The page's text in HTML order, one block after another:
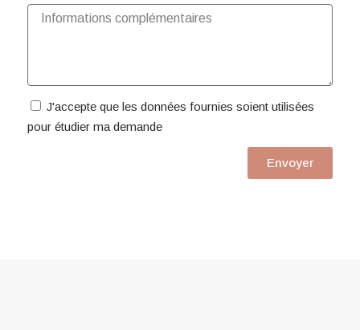
J'accepte que les données fournies soient utilisées
pour étudier ma demande
Envoyer